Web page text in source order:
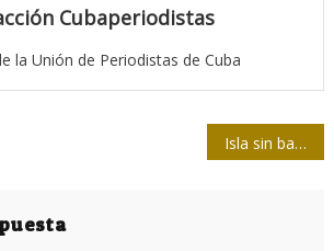
Cubaperiodistas
la Unión de Periodistas de Cuba
Isla sin barcos